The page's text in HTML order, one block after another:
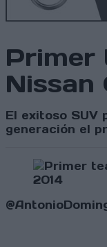
Primer
Nissan
El exitoso SUV
generación el